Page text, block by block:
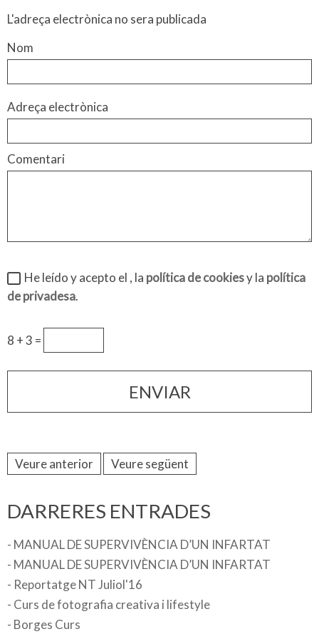
L'adreça electrònica no sera publicada
Nom
Adreça electrònica
Comentari
He leído y acepto el , la política de cookiesy la política
de privadesa.
8 + 3 =
Veure anterior Veure següent
DARRERES ENTRADES
- MANUAL DE SUPERVIVÈNCIA D’UN INFARTAT
- MANUAL DE SUPERVIVÈNCIA D’UN INFARTAT
- Reportatge NT Juliol'16
- Curs de fotografia creativa i lifestyle
- Borges Curs